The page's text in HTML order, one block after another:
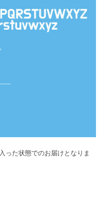
った状態でのお届けとなりま